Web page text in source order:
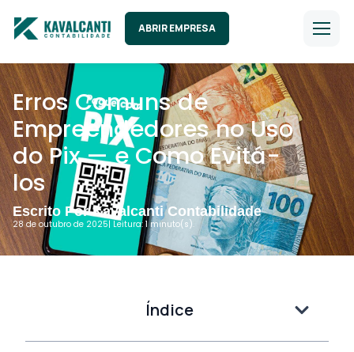
ABRIR EMPRESA
Erros Comuns de
Empreendedores no Uso
do Pix — e Como Evitá-
los
Escrito Por Kavalcanti Contabilidade
28 de outubro de 2025| Leitura: 1 minuto(s).
Índice